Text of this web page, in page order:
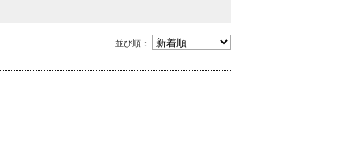
並び順：